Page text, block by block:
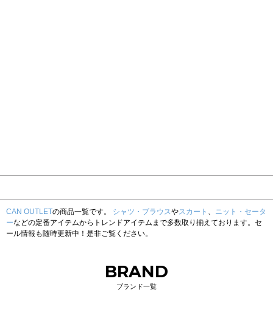
CAN OUTLETの商品一覧です。 シャツ・ブラウスやスカート 、 ニット・セータ
ーなどの定番アイテムからトレンドアイテムまで多数取り揃えております。セ
ール情報も随時更新中！是非ご覧ください。
BRAND
ブランド一覧